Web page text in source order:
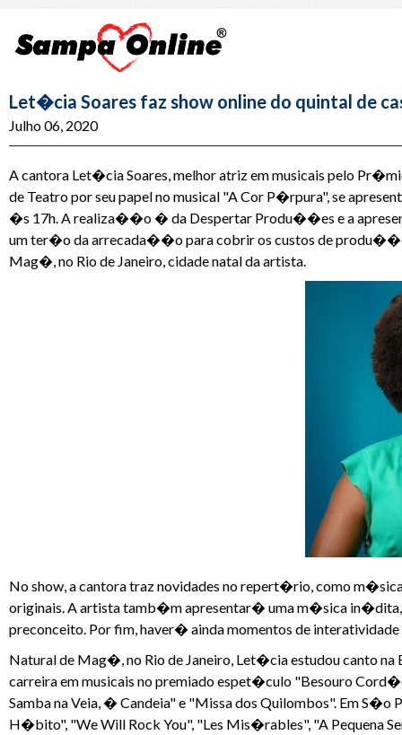
Let�cia Soares faz show online do quintal de
Julho 06, 2020
A cantora Let�cia Soares, melhor atriz em musicais pelo
de Teatro por seu papel no musical "A Cor P�rpura", se
�s 17h. A realiza��o � da Despertar Produ��es e a
um ter�o da arrecada��o para cobrir os custos de
Mag�, no Rio de Janeiro, cidade natal da artista.
No show, a cantora traz novidades no repert�rio, como
originais. A artista tamb�m apresentar� uma m�sica in�dita,
preconceito. Por fim, haver� ainda momentos de
Natural de Mag�, no Rio de Janeiro, Let�cia estudou canto
carreira em musicais no premiado espet�culo "Besouro
Samba na Veia, � Candeia" e "Missa dos Quilombos". Em
H�bito", "We Will Rock You", "Les Mis�rables", "A Pequena